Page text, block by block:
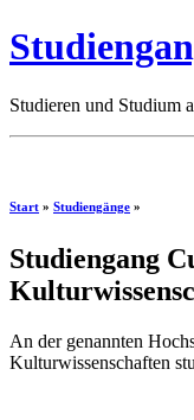
Studieren und Studium
Start » Studiengänge »
Studiengang
An der genannten
Kulturwissenschaften